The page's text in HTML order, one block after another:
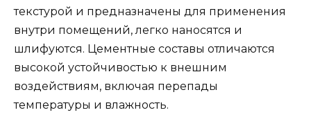
текстурой и предназначены для применения
внутри помещений, легко наносятся и
шлифуются. Цементные составы отличаются
высокой устойчивостью к внешним
воздействиям, включая перепады
температуры и влажность.